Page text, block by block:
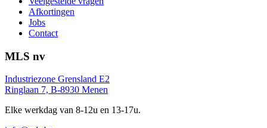
Afkortingen
Jobs
Contact
MLS nv
Industriezone Grensland E2
Ringlaan 7, B-8930 Menen
Elke werkdag van 8-12u en 13-17u.